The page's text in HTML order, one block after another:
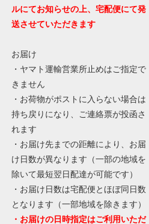
ルにてお知らせの上、宅配便にて発
送させていただきます
お届け
・ヤマト運輸営業所止めはご指定で
きません
・お荷物がポストに入らない場合は
持ち戻りになり、ご連絡票が投函さ
れます
・お届け先までの距離により、お届
け日数が異なります（一部の地域を
除いて最短翌日配達が可能です）
・お届け日数は宅配便とほぼ同日数
となります（一部地域を除きます）
・お届けの日時指定はご利用いただ